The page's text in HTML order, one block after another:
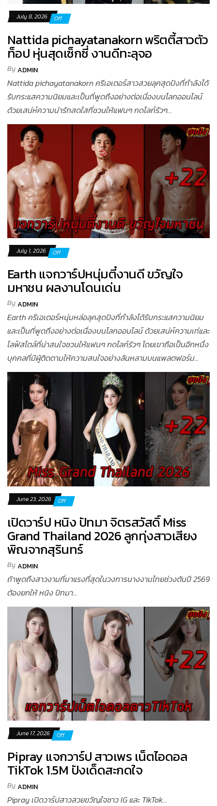
July 8, 2026 Off
Nattida pichayatanakorn พริตตี้สาวตัว
ท็อป หุ่นสุดเซ็กซี่ งานดีทะลุจอ
ByADMIN
Nattida pichayatanakorn ครีเอเตอร์สาวสวยลุคสุดปังที่กำลังได้
รับกระแสความนิยมและเป็นที่พูดถึงอย่างต่อเนื่องบนโลกออนไลน์
ด้วยเสน่ห์ความน่ารักสดใสที่ชวนให้แฟนๆ กดไลก์รัวๆ...
July 1, 2026 Off
Earth แจกวาร์ปหนุ่มตี๋งานดี ขวัญใจ
มหาชน ผลงานโดนเด่น
ByADMIN
Earth ครีเอเตอร์หนุ่มหล่อลุคสุดปังที่กำลังได้รับกระแสความนิยม
และเป็นที่พูดถึงอย่างต่อเนื่องบนโลกออนไลน์ ด้วยเสน่ห์ความเท่และ
ไลฟ์สไตล์ที่น่าสนใจชวนให้แฟนๆ กดไลก์รัวๆ โดยเขาถือเป็นอีกหนึ่ง
บุคคลที่มีผู้ติดตามให้ความสนใจอย่างล้นหลามบนแพลตฟอร์ม...
June 23, 2026 Off
เปิดวาร์ป หนิง ปัทมา จิตรสวัสดิ์ Miss
Grand Thailand 2026 ลูกทุ่งสาวเสียง
พิณจากสุรินทร์
ByADMIN
ถ้าพูดถึงสาวงามที่มาแรงที่สุดในวงการนางงามไทยช่วงต้นปี 2569
ต้องยกให้ หนิง ปัทมา...
June 17, 2026 Off
Pipray แจกวาร์ป สาวเพร เน็ตไอดอล
TikTok 1.5M ปังเด็ดสะกดใจ
ByADMIN
Pipray เปิดวาร์ปสาวสวยขวัญใจชาว IG และ TikTok...